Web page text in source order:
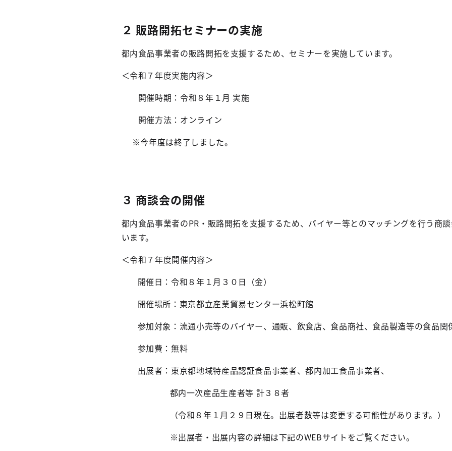
２ 販路開拓セミナーの実施
都内食品事業者の販路開拓を支援するため、セミナーを実施しています。
＜令和７年度実施内容＞
開催時期：令和８年１月 実施
開催方法：オンライン
※今年度は終了しました。
３ 商談会の開催
都内食品事業者のPR・販路開拓を支援するため、バイヤー等とのマッチングを行う商
います。
＜令和７年度開催内容＞
開催日：令和８年１月３０日（金）
開催場所：東京都立産業貿易センター浜松町館
参加対象：流通小売等のバイヤー、通販、飲食店、食品商社、食品製造等の食品関
参加費：無料
出展者：東京都地域特産品認証食品事業者、都内加工食品事業者、
都内一次産品生産者等 計３８者
（令和８年１月２９日現在。出展者数等は変更する可能性があります。）
※出展者・出展内容の詳細は下記のWEBサイトをご覧ください。